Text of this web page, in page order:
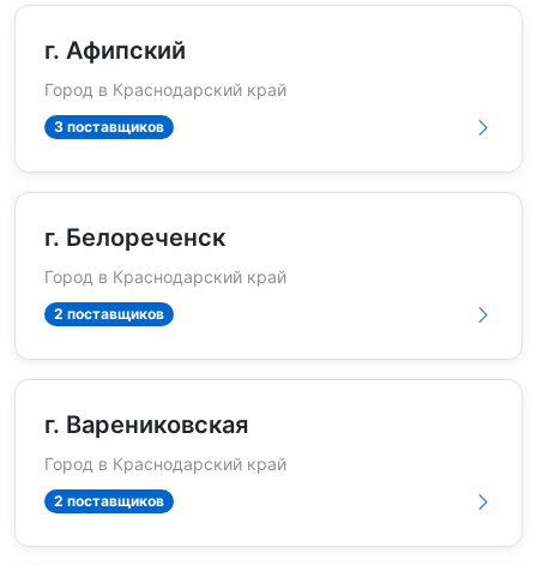
г. Афипский
Город в Краснодарский край
3 поставщиков
г. Белореченск
Город в Краснодарский край
2 поставщиков
г. Варениковская
Город в Краснодарский край
2 поставщиков